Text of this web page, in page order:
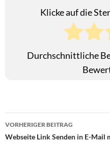
Klicke auf die
Durchschnittliche
VORHERIGER BEITRAG
Webseite Link Senden in E-Mail